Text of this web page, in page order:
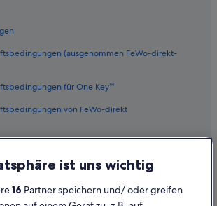
(ausgenommen FeWo-direkt-
für One Key™
von FeWo-direkt
ist uns wichtig
16 Partner speichern und/ oder greifen